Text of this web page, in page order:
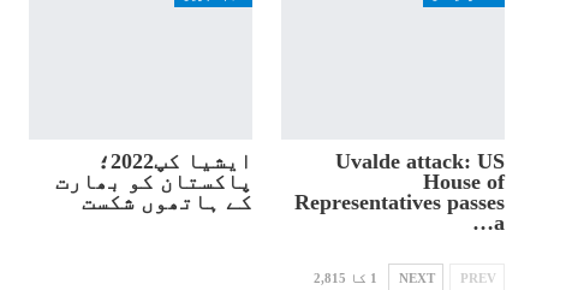
Uvalde attack: US
House of
Representatives passes
a…
ایشیا کپ2022؛
پاکستان کو بھارت
کے ہاتھوں شکست
PREV
NEXT 1 کا 2,815